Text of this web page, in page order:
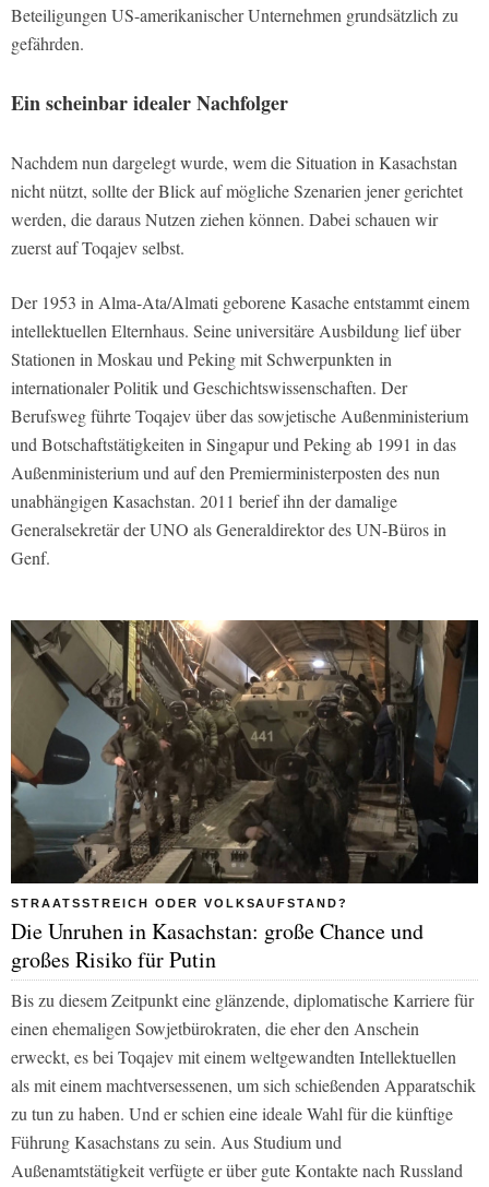
Beteiligungen US-amerikanischer Unternehmen grundsätzlich zu
gefährden.
Ein scheinbar idealer Nachfolger
Nachdem nun dargelegt wurde, wem die Situation in Kasachstan
nicht nützt, sollte der Blick auf mögliche Szenarien jener gerichtet
werden, die daraus Nutzen ziehen können. Dabei schauen wir
zuerst auf Toqajev selbst.
Der 1953 in Alma-Ata/Almati geborene Kasache entstammt einem
intellektuellen Elternhaus. Seine universitäre Ausbildung lief über
Stationen in Moskau und Peking mit Schwerpunkten in
internationaler Politik und Geschichtswissenschaften. Der
Berufsweg führte Toqajev über das sowjetische Außenministerium
und Botschaftstätigkeiten in Singapur und Peking ab 1991 in das
Außenministerium und auf den Premierministerposten des nun
unabhängigen Kasachstan. 2011 berief ihn der damalige
Generalsekretär der UNO als Generaldirektor des UN-Büros in
Genf.
STRAATSSTREICH ODER VOLKSAUFSTAND?
Die Unruhen in Kasachstan: große Chance und
großes Risiko für Putin
Bis zu diesem Zeitpunkt eine glänzende, diplomatische Karriere für
einen ehemaligen Sowjetbürokraten, die eher den Anschein
erweckt, es bei Toqajev mit einem weltgewandten Intellektuellen
als mit einem machtversessenen, um sich schießenden Apparatschik
zu tun zu haben. Und er schien eine ideale Wahl für die künftige
Führung Kasachstans zu sein. Aus Studium und
Außenamtstätigkeit verfügte er über gute Kontakte nach Russland